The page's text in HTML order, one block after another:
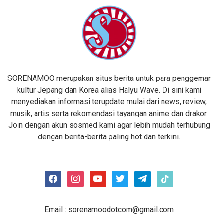
SORENAMOO merupakan situs berita untuk para penggemar
kultur Jepang dan Korea alias Halyu Wave. Di sini kami
menyediakan informasi terupdate mulai dari news, review,
musik, artis serta rekomendasi tayangan anime dan drakor.
Join dengan akun sosmed kami agar lebih mudah terhubung
dengan berita-berita paling hot dan terkini.
facebookinstagramyoutubetwitter telegramtiktok
Email : sorenamoodotcom@gmail.com